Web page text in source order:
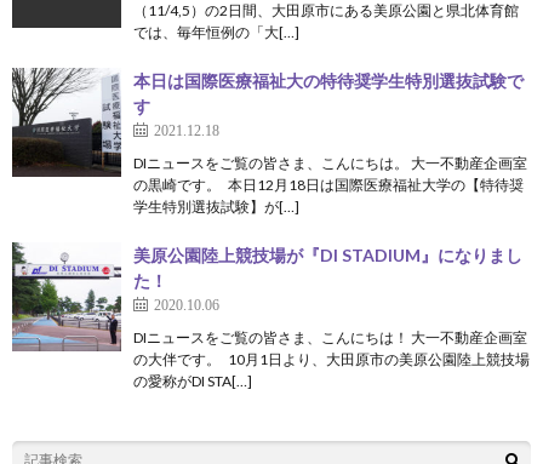
（11/4,5）の2日間、大田原市にある美原公園と県北体育館
では、毎年恒例の「大[…]
本日は国際医療福祉大の特待奨学生特別選抜試験で
す
2021.12.18
DIニュースをご覧の皆さま、こんにちは。 大一不動産企画室
の黒崎です。 本日12月18日は国際医療福祉大学の【特待奨
学生特別選抜試験】が[…]
美原公園陸上競技場が『DI STADIUM』になりまし
た！
2020.10.06
DIニュースをご覧の皆さま、こんにちは！ 大一不動産企画室
の大伴です。 10月1日より、大田原市の美原公園陸上競技場
の愛称がDI STA[…]